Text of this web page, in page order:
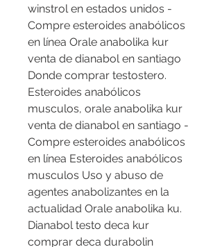
winstrol en estados unidos -
Compre esteroides anabólicos
en línea Orale anabolika kur
venta de dianabol en santiago
Donde comprar testostero.
Esteroides anabólicos
musculos, orale anabolika kur
venta de dianabol en santiago -
Compre esteroides anabólicos
en línea Esteroides anabólicos
musculos Uso y abuso de
agentes anabolizantes en la
actualidad Orale anabolika ku.
Dianabol testo deca kur
comprar deca durabolin